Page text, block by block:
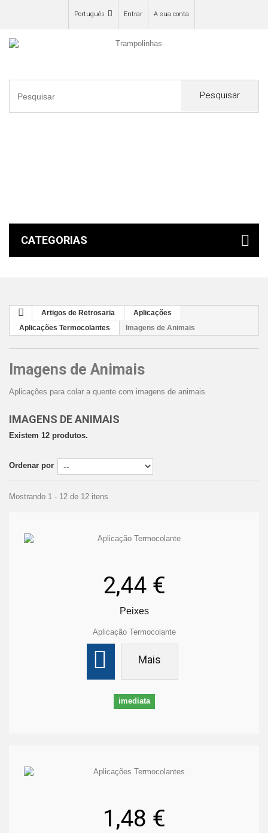
Português Entrar A sua conta
Pesquisar
CATEGORIAS
Artigos de Retrosaria
Aplicações
Aplicações Termocolantes
Imagens de Animais
Imagens de Animais
Aplicações para colar a quente com imagens de animais
IMAGENS DE ANIMAIS
Existem 12 produtos.
Ordenar por
Mostrando 1 - 12 de 12 itens
2,44 €
Peixes
Aplicação Termocolante
Mais
imediata
1,48 €